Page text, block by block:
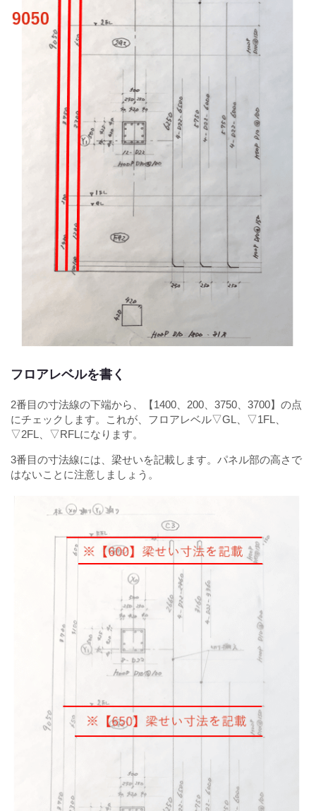
フロアレベルを書く
2番目の寸法線の下端から、【1400、200、3750、3700】の点
にチェックします。これが、フロアレベル▽GL、▽1FL、
▽2FL、▽RFLになります。
3番目の寸法線には、梁せいを記載します。パネル部の高さで
はないことに注意しましょう。